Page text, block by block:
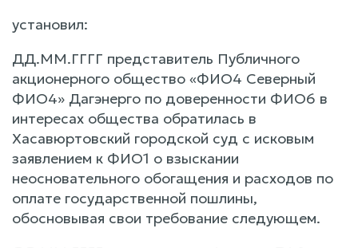
установил:
ДД.ММ.ГГГГ представитель Публичного
акционерного общество «ФИО4 Северный
ФИО4» Дагэнерго по доверенности ФИО6 в
интересах общества обратилась в
Хасавюртовский городской суд с исковым
заявлением к ФИО1 о взыскании
неосновательного обогащения и расходов по
оплате государственной пошлины,
обосновывая свои требование следующем.